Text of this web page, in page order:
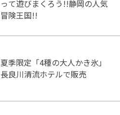
って遊びまくろう!!静岡の人気
冒険王国!!
夏季限定「4種の大人かき氷」
長良川清流ホテルで販売